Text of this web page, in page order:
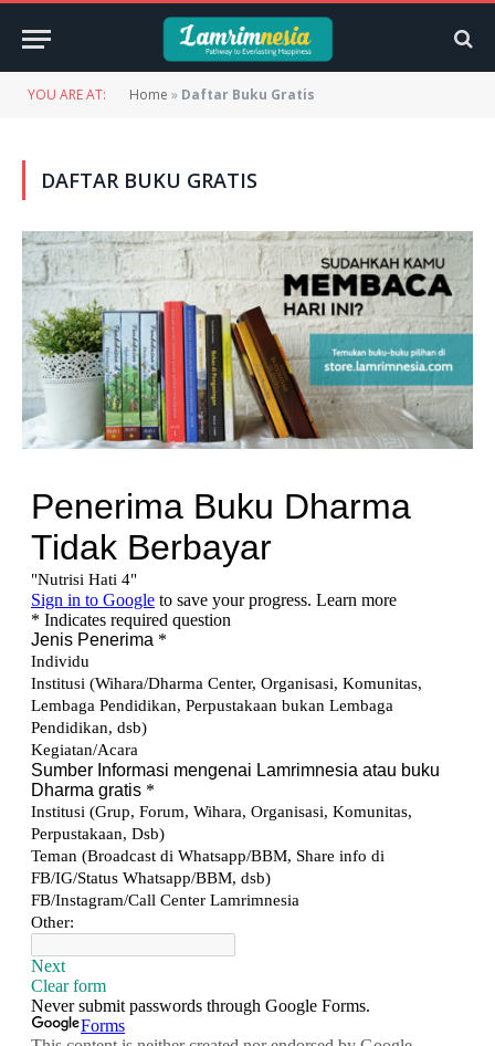
YOU ARE AT: Home » Daftar Buku Gratis
DAFTAR BUKU GRATIS